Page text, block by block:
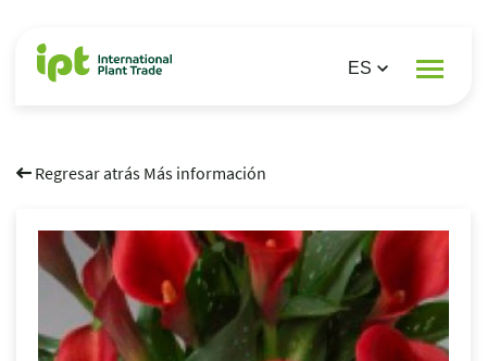
Regresar atrás Más información